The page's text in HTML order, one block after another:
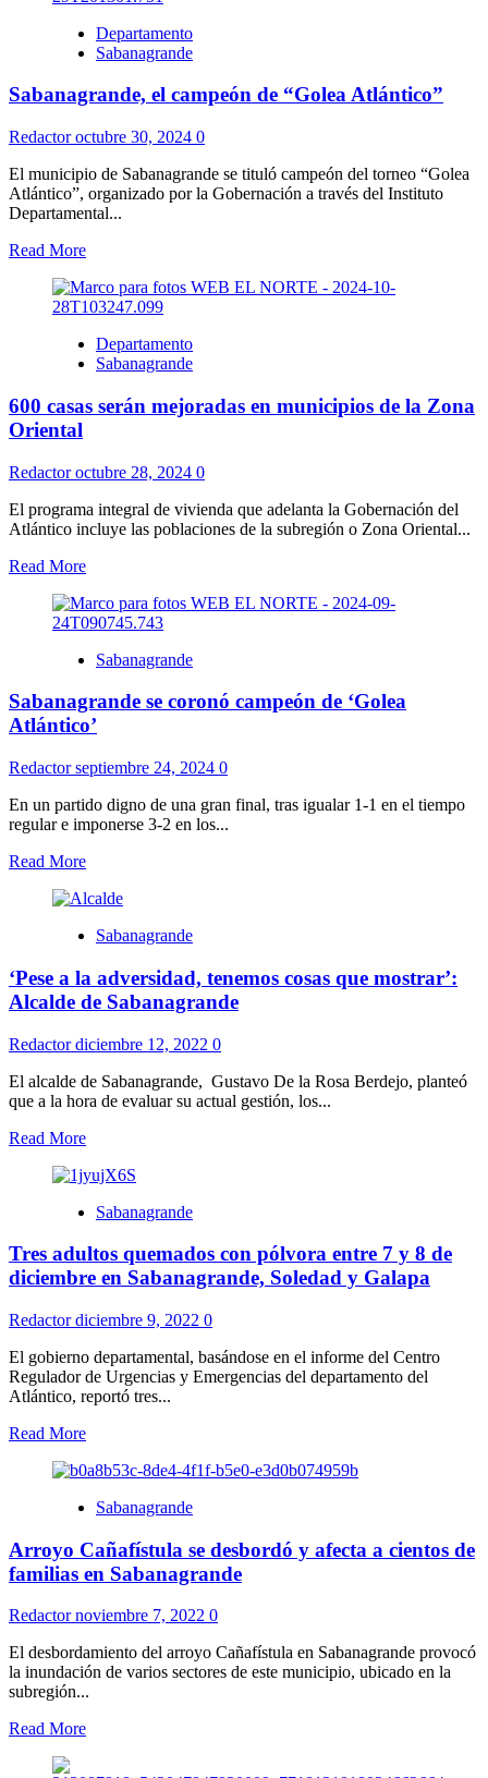
Departamento
Sabanagrande
Sabanagrande, el campeón de “Golea Atlántico”
Redactoroctubre 30, 2024 0
El municipio de Sabanagrande se tituló campeón del torneo “Golea
Atlántico”, organizado por la Gobernación a través del Instituto
Departamental...
Read More
Departamento
Sabanagrande
600 casas serán mejoradas en municipios de la Zona
Oriental
Redactoroctubre 28, 2024 0
El programa integral de vivienda que adelanta la Gobernación del
Atlántico incluye las poblaciones de la subregión o Zona Oriental...
Read More
Sabanagrande
Sabanagrande se coronó campeón de ‘Golea
Atlántico’
Redactorseptiembre 24, 2024 0
En un partido digno de una gran final, tras igualar 1-1 en el tiempo
regular e imponerse 3-2 en los...
Read More
Sabanagrande
‘Pese a la adversidad, tenemos cosas que mostrar’:
Alcalde de Sabanagrande
Redactordiciembre 12, 2022 0
El alcalde de Sabanagrande, Gustavo De la Rosa Berdejo, planteó
que a la hora de evaluar su actual gestión, los...
Read More
Sabanagrande
Tres adultos quemados con pólvora entre 7 y 8 de
diciembre en Sabanagrande, Soledad y Galapa
Redactordiciembre 9, 2022 0
El gobierno departamental, basándose en el informe del Centro
Regulador de Urgencias y Emergencias del departamento del
Atlántico, reportó tres...
Read More
Sabanagrande
Arroyo Cañafístula se desbordó y afecta a cientos de
familias en Sabanagrande
Redactornoviembre 7, 2022 0
El desbordamiento del arroyo Cañafístula en Sabanagrande provocó
la inundación de varios sectores de este municipio, ubicado en la
subregión...
Read More